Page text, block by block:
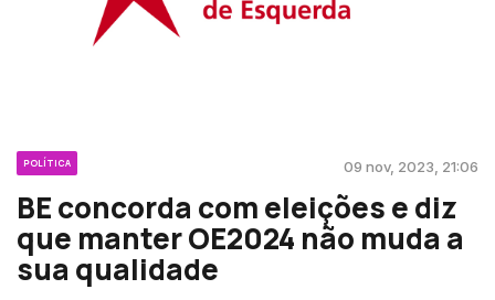
POLÍTICA 09 nov, 2023, 21:06
BE concorda com eleições e diz
que manter OE2024 não muda a
sua qualidade